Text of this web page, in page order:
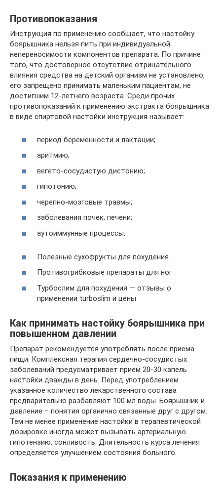
Противопоказания
Инструкция по применению сообщает, что настойку
боярышника нельзя пить при индивидуальной
непереносимости компонентов препарата. По причине
того, что достоверное отсутствие отрицательного
влияния средства на детский организм не установлено,
его запрещено принимать маленьким пациентам, не
достигшим 12-летнего возраста. Среди прочих
противопоказаний к применению экстракта боярышника
в виде спиртовой настойки инструкция называет:
период беременности и лактации;
аритмию;
вегето-сосудистую дистонию;
гипотонию;
черепно-мозговые травмы;
заболевания почек, печени;
аутоиммунные процессы.
Полезные сухофрукты для похудения
Противогрибковые препараты для ног
Турбослим для похудения — отзывы о
применении turboslim и цены
Как принимать настойку боярышника при
повышенном давлении
Препарат рекомендуется употреблять после приема
пищи. Комплексная терапия сердечно-сосудистых
заболеваний предусматривает прием 20-30 капель
настойки дважды в день. Перед употреблением
указанное количество лекарственного состава
предварительно разбавляют 100 мл воды. Боярышник и
давление – понятия органично связанные друг с другом.
Тем не менее применение настойки в терапевтической
дозировке иногда может вызывать артериальную
гипотензию, сонливость. Длительность курса лечения
определяется улучшением состояния больного.
Показания к применению